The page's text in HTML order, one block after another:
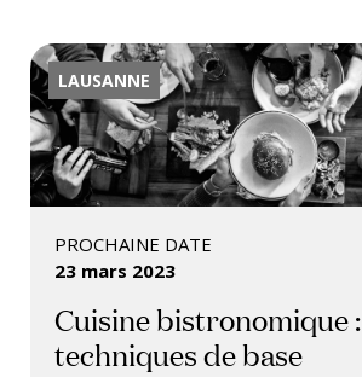
LAUSANNE
PROCHAINE DATE
23 mars 2023
Cuisine bistronomique :
techniques de base